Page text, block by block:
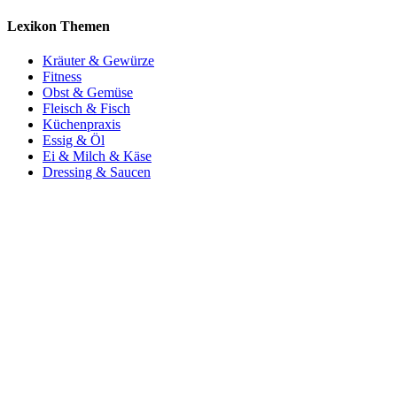
Lexikon Themen
Kräuter & Gewürze
Fitness
Obst & Gemüse
Fleisch & Fisch
Küchenpraxis
Essig & Öl
Ei & Milch & Käse
Dressing & Saucen